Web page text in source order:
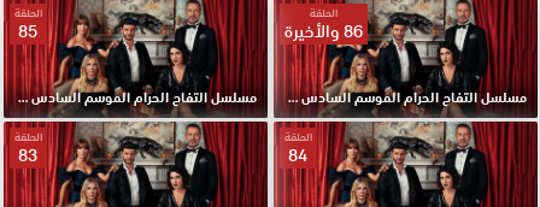
الحلقة
86 والأخيرة
مسلسل التفاح الحرام الموسم السادس مدبلج الحلقة 86 والأخيرة HD
الحلقة
85
مسلسل التفاح الحرام الموسم السادس مدبلج الحلقة 85 HD
الحلقة
84
الحلقة
83